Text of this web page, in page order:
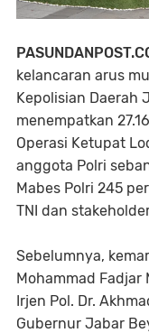
kelancaran arus
Kepolisian Daerah
menempatkan
Operasi Ketupat
anggota Polri
Mabes Polri 245
TNI dan
Sebelumnya,
Mohammad Fadjar
Irjen Pol. Dr.
Gubernur Jabar